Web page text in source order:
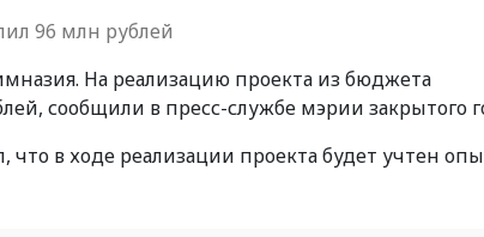
96 млн рублей
На реализацию проекта из бюджета
сообщили в пресс-службе мэрии закрытого
в ходе реализации проекта будет учтен